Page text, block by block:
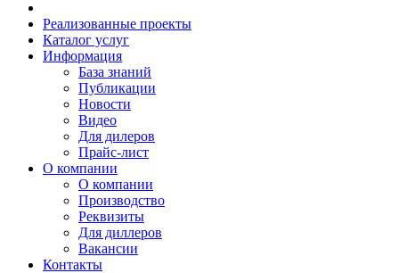
Реализованные проекты
Каталог услуг
Информация
База знаний
Публикации
Новости
Видео
Для дилеров
Прайс-лист
О компании
О компании
Производство
Реквизиты
Для диллеров
Вакансии
Контакты